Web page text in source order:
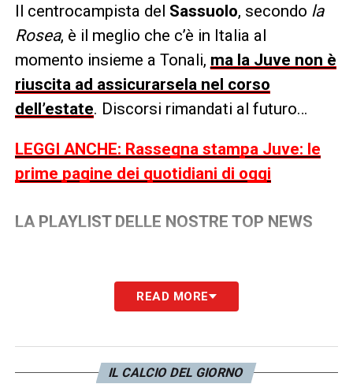
Il centrocampista del Sassuolo, secondo la
Rosea, è il meglio che c’è in Italia al
momento insieme a Tonali, ma la Juve non è
riuscita ad assicurarsela nel corso
dell’estate. Discorsi rimandati al futuro…
LEGGI ANCHE: Rassegna stampa Juve: le
prime pagine dei quotidiani di oggi
LA PLAYLIST DELLE NOSTRE TOP NEWS
READ MORE
IL CALCIO DEL GIORNO